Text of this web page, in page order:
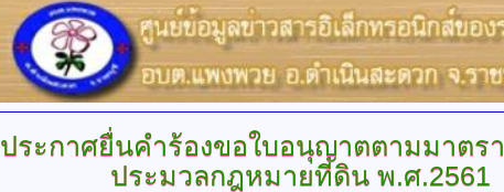
ประกาศยื่นคำร้องขอใบอนุญาตตามมาตรา
ประมวลกฎหมายที่ดิน พ.ศ.2561